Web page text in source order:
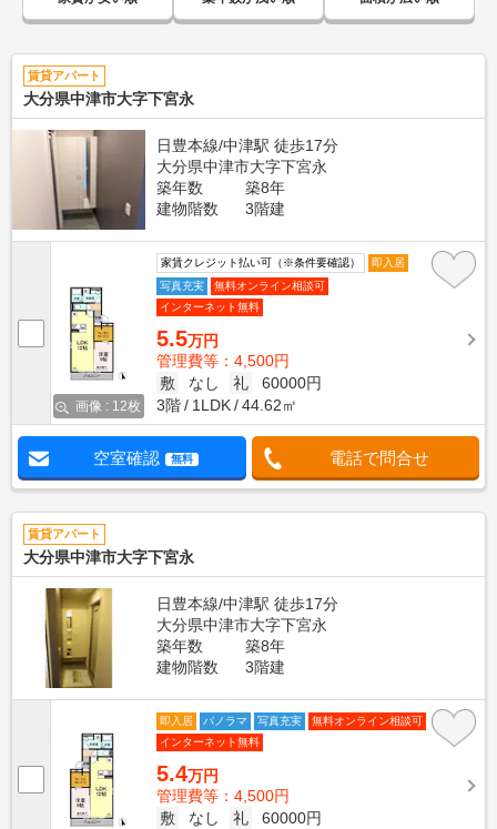
賃貸アパート
大分県中津市大字下宮永
日豊本線/中津駅 徒歩17分
大分県中津市大字下宮永
築年数
築8年
建物階数
3階建
画像 : 12枚
家賃クレジット払い可（※条件要確認）
即入居
写真充実
無料オンライン相談可
インターネット無料
5.5万円
管理費等：4,500円
敷
なし 礼
60000円
3階
1LDK 44.62㎡
空室確認 無料 電話で問合せ
賃貸アパート
大分県中津市大字下宮永
日豊本線/中津駅 徒歩17分
大分県中津市大字下宮永
築年数
築8年
建物階数
3階建
即入居 パノラマ 写真充実
無料オンライン相談可
インターネット無料
5.4万円
管理費等：4,500円
敷
なし 礼 60000円